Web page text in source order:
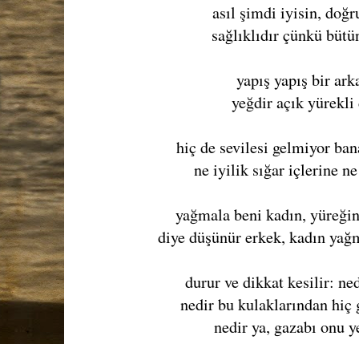
asıl şimdi iyisin,
sağlıklıdır çünkü
yapış yapış bir
yeğdir açık yürekli
hiç de sevilesi gelmiyor
ne iyilik sığar içlerine
yağmala beni kadın,
diye düşünür erkek, kadın
durur ve dikkat kesilir:
nedir bu kulaklarından hiç
nedir ya, gazabı onu